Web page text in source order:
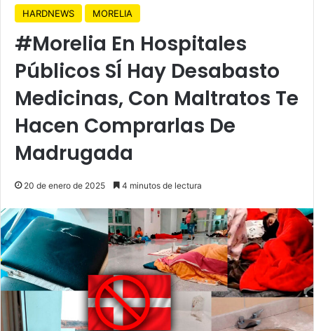
HARDNEWS MORELIA
#Morelia En Hospitales
Públicos SÍ Hay Desabasto
Medicinas, Con Maltratos Te
Hacen Comprarlas De
Madrugada
20 de enero de 2025 4 minutos de lectura